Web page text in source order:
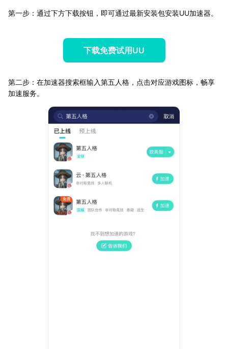
第一步：通过下方下载按钮，即可通过最新安装包安装UU加速器。
下载免费试用UU
第二步：在加速器搜索框输入第五人格，点击对应游戏图标，畅享
加速服务。